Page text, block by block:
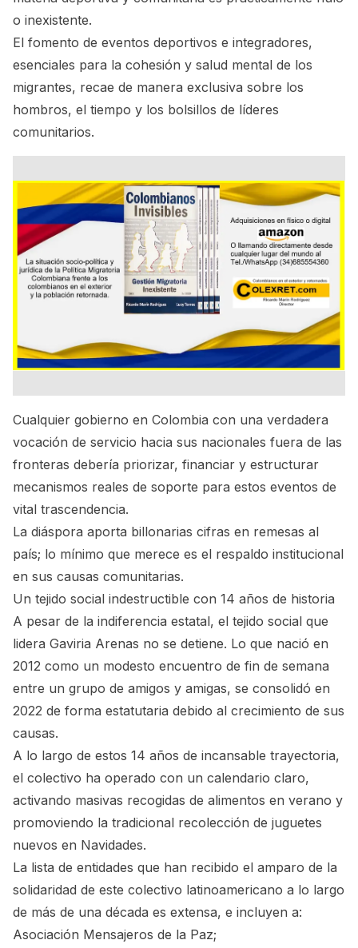
o inexistente.
El fomento de eventos deportivos e integradores,
esenciales para la cohesión y salud mental de los
migrantes, recae de manera exclusiva sobre los
hombros, el tiempo y los bolsillos de líderes
comunitarios.
Cualquier gobierno en Colombia con una verdadera
vocación de servicio hacia sus nacionales fuera de las
fronteras debería priorizar, financiar y estructurar
mecanismos reales de soporte para estos eventos de
vital trascendencia.
La diáspora aporta billonarias cifras en remesas al
país; lo mínimo que merece es el respaldo institucional
en sus causas comunitarias.
Un tejido social indestructible con 14 años de historia
A pesar de la indiferencia estatal, el tejido social que
lidera Gaviria Arenas no se detiene. Lo que nació en
2012 como un modesto encuentro de fin de semana
entre un grupo de amigos y amigas, se consolidó en
2022 de forma estatutaria debido al crecimiento de sus
causas.
A lo largo de estos 14 años de incansable trayectoria,
el colectivo ha operado con un calendario claro,
activando masivas recogidas de alimentos en verano y
promoviendo la tradicional recolección de juguetes
nuevos en Navidades.
La lista de entidades que han recibido el amparo de la
solidaridad de este colectivo latinoamericano a lo largo
de más de una década es extensa, e incluyen a:
Asociación Mensajeros de la Paz;